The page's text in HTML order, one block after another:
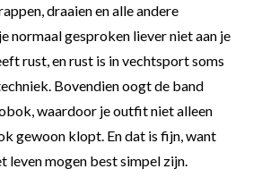
draaien en alle andere
normaal gesproken liever niet aan je
rust, en rust is in vechtsport soms
Bovendien oogt de band
waardoor je outfit niet alleen
gewoon klopt. En dat is fijn, want
leven mogen best simpel zijn.